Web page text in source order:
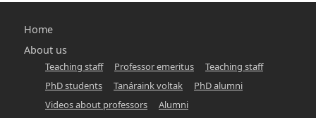
Main
navigation
hunlang
Home
About us
Teaching staff Professor emeritus
Teaching staff
PhD students
Tanáraink voltak
PhD alumni
Videos about professors
Alumni